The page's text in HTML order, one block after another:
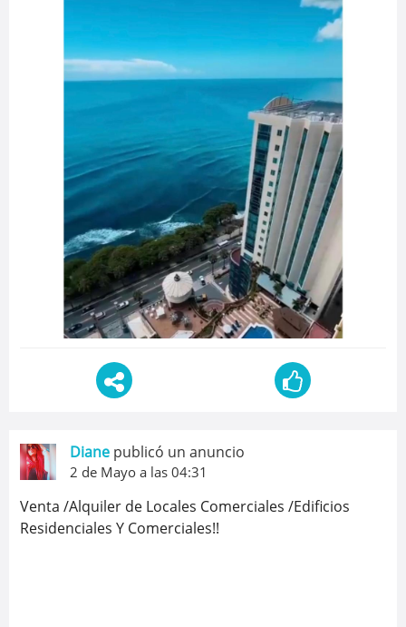
Diane publicó un anuncio
2 de Mayo a las 04:31
Venta /Alquiler de Locales Comerciales /Edificios
Residenciales Y Comerciales!!